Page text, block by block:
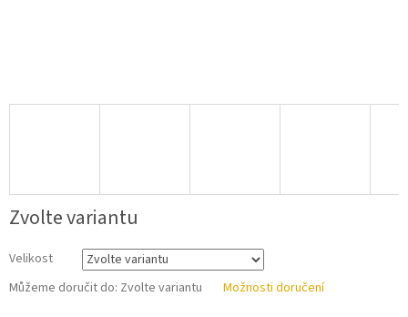
Zvolte variantu
Velikost
Můžeme doručit do: Zvolte variantu Možnosti doručení